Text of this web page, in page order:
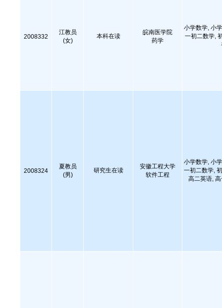
2008332
江教员
(女)
本科在读
皖南医学院
药学
小学数学, 小
一初二数学,
2008324
夏教员
(男)
研究生在读
安徽工程大学
软件工程
小学数学, 小
一初二数学,
高二英语,